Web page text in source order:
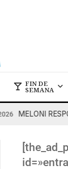
FIN DE
SEMANA
MELONI